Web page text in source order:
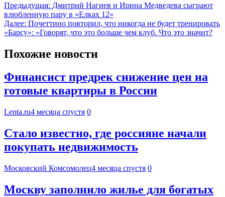
Предыдущая: Дмитрий Нагиев и Ирина Медведева сыграют
влюбленную пару в «Елках 12»
Далее: Почеттино повторил, что никогда не будет тренировать
«Барсу»: «Говорят, что это больше чем клуб. Что это значит?
Похожие новости
Финансист предрек снижение цен на
готовые квартиры в России
Lenta.ru4 месяца спустя 0
Стало известно, где россияне начали
покупать недвижимость
Московский Комсомолец4 месяца спустя 0
Москву заполнило жилье для богатых